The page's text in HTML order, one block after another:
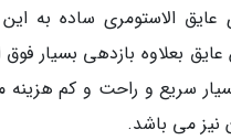
عایق الاستومری ساده به
بعلاوه بازدهی بسیار فوق
سریع و راحت و کم هزینه
نیز می باشد.